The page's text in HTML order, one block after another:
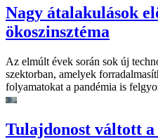
Nagy átalakulások
ökoszinsztéma
Az elmúlt évek során sok új
szektorban, amelyek
folyamatokat a pandémia is
Tulajdonost váltott a